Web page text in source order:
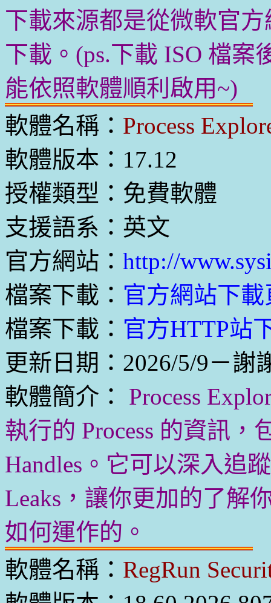
下載來源都是從微軟官
下載。(ps.下載 ISO 檔
能依照軟體順利啟用~)
軟體名稱： Process
軟體版本：17.12
授權類型：免費軟體
支援語系：英文
官方網站： http://
檔案下載： 官方網站下載
檔案下載： 官方HTTP站
更新日期：2026/5/9－謝
軟體簡介：
Process
執行的 Process 的資訊
Handles。它可以深入追
Leaks，讓你更加的了解
如何運作的。
軟體名稱： RegRun